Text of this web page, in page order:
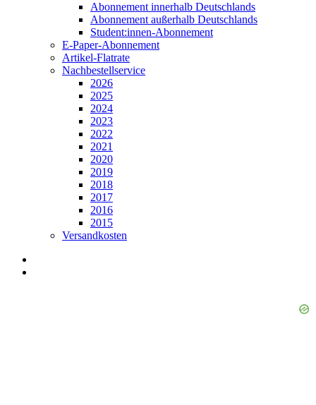
Abonnement innerhalb Deutschlands
Abonnement außerhalb Deutschlands
Student:innen-Abonnement
E-Paper-Abonnement
Artikel-Flatrate
Nachbestellservice
2026
2025
2024
2023
2022
2021
2020
2019
2018
2017
2016
2015
Versandkosten